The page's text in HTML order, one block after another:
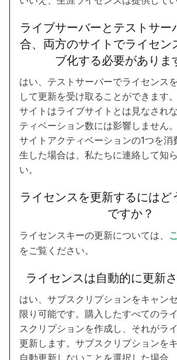
ライブサーバーとテストサー
合、両方のサイトでライセン
ブ化する必要がありま
はい、テストサーバーでライセンス
して更新を受け取ることができます
サイトはライブサイトとは見なされ
ティベーション数には影響しません
サイトアクティベーションの1つを消
生した場合は、私たちに連絡して知
い。
ライセンスを更新するにはど
ですか？
ライセンスキーの更新については、
をご覧ください。
ライセンスは自動的に更新
はい、サブスクリプションをキャン
限り可能です。購入したすべてのラ
スクリプションを作成し、それがラ
更新します。サブスクリプションを
自動更新しないことを選択した場合